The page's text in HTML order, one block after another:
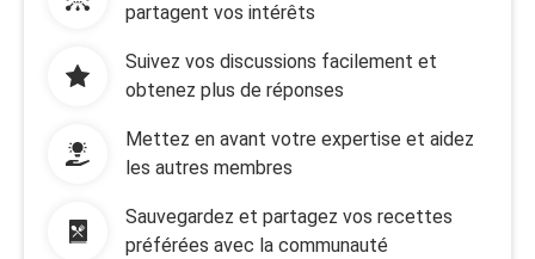
partagent vos intérêts
Suivez vos discussions facilement et
obtenez plus de réponses
Mettez en avant votre expertise et aidez
les autres membres
Sauvegardez et partagez vos recettes
préférées avec la communauté